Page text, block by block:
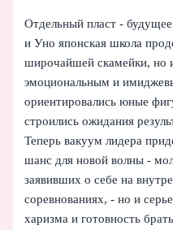
Отдельный пласт -
и Уно японская школа
широчайшей скамейки,
эмоциональным и
ориентировались юные
строились ожидания
Теперь вакуум лидера
шанс для новой волны -
заявивших о себе на
соревнованиях, - но и
харизма и готовность